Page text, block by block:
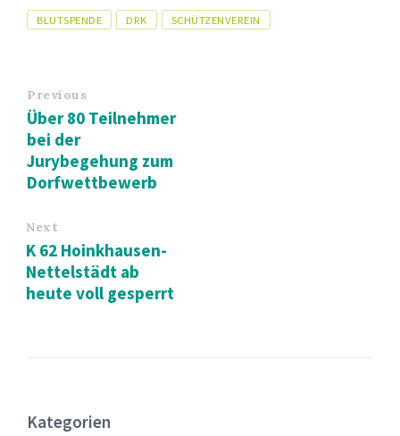
Tags
BLUTSPENDE DRK SCHÜTZENVEREIN
Previous
Über 80 Teilnehmer
bei der
Jurybegehung zum
Dorfwettbewerb
Next
K 62 Hoinkhausen-
Nettelstädt ab
heute voll gesperrt
Kategorien